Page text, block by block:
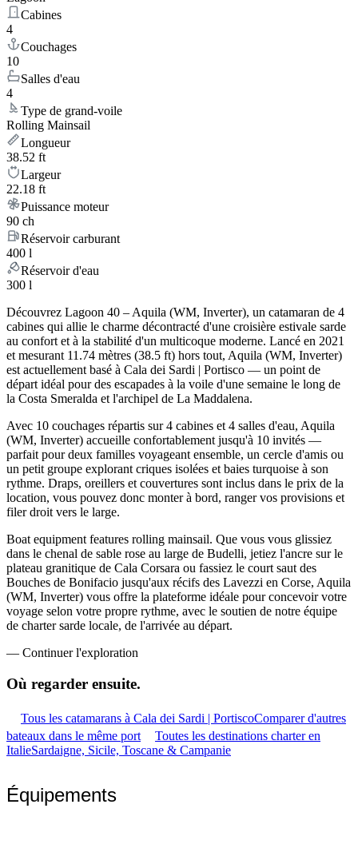
Cabines
4
Couchages
10
Salles d'eau
4
Type de grand-voile
Rolling Mainsail
Longueur
38.52 ft
Largeur
22.18 ft
Puissance moteur
90 ch
Réservoir carburant
400 l
Réservoir d'eau
300 l
Découvrez Lagoon 40 – Aquila (WM, Inverter), un catamaran de 4
cabines qui allie le charme décontracté d'une croisière estivale sarde
au confort et à la stabilité d'un multicoque moderne. Lancé en 2021
et mesurant 11.74 mètres (38.5 ft) hors tout, Aquila (WM, Inverter)
est actuellement basé à Cala dei Sardi | Portisco — un point de
départ idéal pour des escapades à la voile d'une semaine le long de
la Costa Smeralda et l'archipel de La Maddalena.
Avec 10 couchages répartis sur 4 cabines et 4 salles d'eau, Aquila
(WM, Inverter) accueille confortablement jusqu'à 10 invités —
parfait pour deux familles voyageant ensemble, un cercle d'amis ou
un petit groupe explorant criques isolées et baies turquoise à son
rythme. Draps, oreillers et couvertures sont inclus dans le prix de la
location, vous pouvez donc monter à bord, ranger vos provisions et
filer droit vers le large.
Boat equipment features rolling mainsail. Que vous vous glissiez
dans le chenal de sable rose au large de Budelli, jetiez l'ancre sur le
plateau granitique de Cala Corsara ou fassiez le court saut des
Bouches de Bonifacio jusqu'aux récifs des Lavezzi en Corse, Aquila
(WM, Inverter) vous offre la plateforme idéale pour concevoir votre
voyage selon votre propre rythme, avec le soutien de notre équipe
de charter sarde locale, de l'arrivée au départ.
— Continuer l'exploration
Où regarder ensuite.
Tous les catamarans à Cala dei Sardi | PortiscoComparer d'autres
bateaux dans le même port
Toutes les destinations charter en
ItalieSardaigne, Sicile, Toscane & Campanie
Équipements